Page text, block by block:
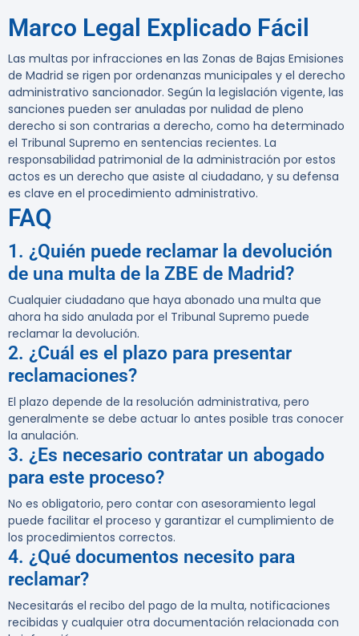
Marco Legal Explicado Fácil
Las multas por infracciones en las Zonas de Bajas Emisiones
de Madrid se rigen por ordenanzas municipales y el derecho
administrativo sancionador. Según la legislación vigente, las
sanciones pueden ser anuladas por nulidad de pleno
derecho si son contrarias a derecho, como ha determinado
el Tribunal Supremo en sentencias recientes. La
responsabilidad patrimonial de la administración por estos
actos es un derecho que asiste al ciudadano, y su defensa
es clave en el procedimiento administrativo.
FAQ
1. ¿Quién puede reclamar la devolución
de una multa de la ZBE de Madrid?
Cualquier ciudadano que haya abonado una multa que
ahora ha sido anulada por el Tribunal Supremo puede
reclamar la devolución.
2. ¿Cuál es el plazo para presentar
reclamaciones?
El plazo depende de la resolución administrativa, pero
generalmente se debe actuar lo antes posible tras conocer
la anulación.
3. ¿Es necesario contratar un abogado
para este proceso?
No es obligatorio, pero contar con asesoramiento legal
puede facilitar el proceso y garantizar el cumplimiento de
los procedimientos correctos.
4. ¿Qué documentos necesito para
reclamar?
Necesitarás el recibo del pago de la multa, notificaciones
recibidas y cualquier otra documentación relacionada con